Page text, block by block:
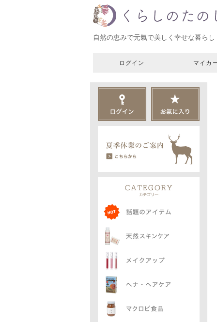
自然の恵みで元氣で美しく幸せな暮らし
ログイン マイカ